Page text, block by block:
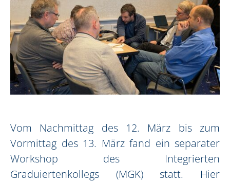
Vom Nachmittag des 12. März bis zum
Vormittag des 13. März fand ein separater
Workshop des Integrierten
Graduiertenkollegs (MGK) statt. Hier